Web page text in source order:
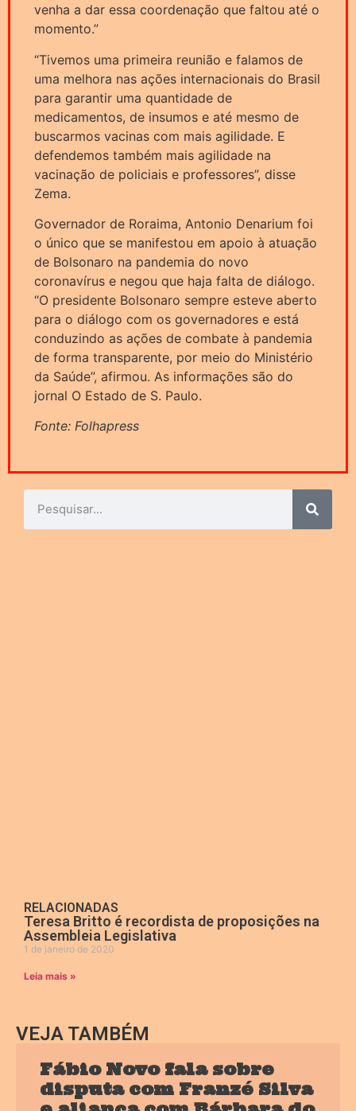
venha a dar essa coordenação que faltou até o
momento.”
“Tivemos uma primeira reunião e falamos de
uma melhora nas ações internacionais do Brasil
para garantir uma quantidade de
medicamentos, de insumos e até mesmo de
buscarmos vacinas com mais agilidade. E
defendemos também mais agilidade na
vacinação de policiais e professores”, disse
Zema.
Governador de Roraima, Antonio Denarium foi
o único que se manifestou em apoio à atuação
de Bolsonaro na pandemia do novo
coronavírus e negou que haja falta de diálogo.
“O presidente Bolsonaro sempre esteve aberto
para o diálogo com os governadores e está
conduzindo as ações de combate à pandemia
de forma transparente, por meio do Ministério
da Saúde”, afirmou. As informações são do
jornal O Estado de S. Paulo.
Fonte: Folhapress
RELACIONADAS
Teresa Britto é recordista de proposições na
Assembleia Legislativa
1 de janeiro de 2020
Leia mais »
VEJA TAMBÉM
Fábio Novo fala sobre
disputa com Franzé Silva